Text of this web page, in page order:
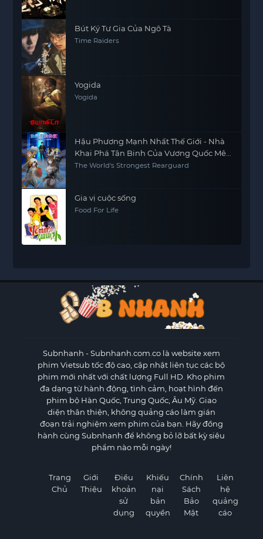
Bút Ký Tư Gia Của Ngô Tà
Time Raiders
Yogida
Yogida
Hậu Phương Mạnh Nhất Thế Giới - Nhà
Khai Phá Tân Binh Của Vương Quốc Mê
Cung
The World's Strongest Rearguard
Gia vị cuộc sống
Food For Life
Subnhanh - Subnhanh.com.co là website xem
phim Vietsub tốc độ cao, cập nhật liên tục các bộ
phim mới nhất với chất lượng Full HD. Kho phim
đa dạng từ hành động, tình cảm, hoạt hình đến
phim bộ Hàn Quốc, Trung Quốc, Âu Mỹ. Giao
diện thân thiện, không quảng cáo làm gián
đoạn trải nghiệm xem phim của bạn. Hãy đồng
hành cùng Subnhanh để không bỏ lỡ bất kỳ siêu
phẩm nào mỗi ngày!
Trang
Chủ
Giới
Thiệu
Điều
khoản
sử
dụng
Khiếu
nại
bản
quyền
Chính
Sách
Bảo
Mật
Liên
hệ
quảng
cáo